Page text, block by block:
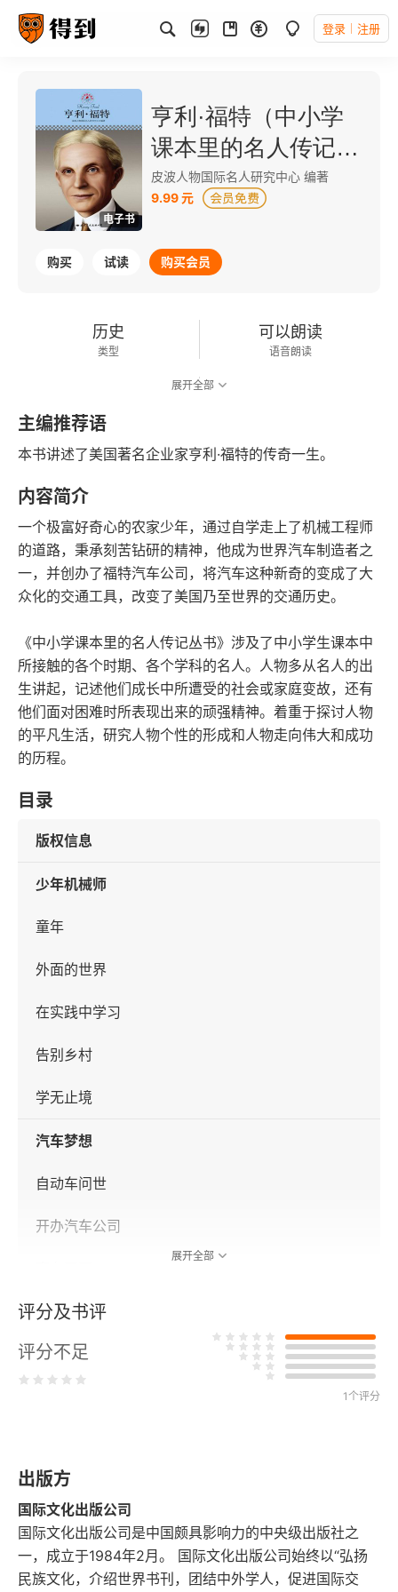
登录 注册
电子书
亨利·福特（中小学
课本里的名人传记丛
书）
皮波人物国际名人研究中心 编著
9.99 元
购买 试读 购买会员
历史
类型
可以朗读
语音朗读
展开全部
主编推荐语
本书讲述了美国著名企业家亨利·福特的传奇一生。
内容简介
一个极富好奇心的农家少年，通过自学走上了机械工程师
的道路，秉承刻苦钻研的精神，他成为世界汽车制造者之
一，并创办了福特汽车公司，将汽车这种新奇的变成了大
众化的交通工具，改变了美国乃至世界的交通历史。
《中小学课本里的名人传记丛书》涉及了中小学生课本中
所接触的各个时期、各个学科的名人。人物多从名人的出
生讲起，记述他们成长中所遭受的社会或家庭变故，还有
他们面对困难时所表现出来的顽强精神。着重于探讨人物
的平凡生活，研究人物个性的形成和人物走向伟大和成功
的历程。
目录
版权信息
少年机械师
童年
外面的世界
在实践中学习
告别乡村
学无止境
汽车梦想
自动车问世
开办汽车公司
志同道合的伙伴
步入正轨
亲切的董事长
汽车王国的成长
分公司遍地开花
展开全部
评分及书评
评分不足
1个评分
出版方
国际文化出版公司
国际文化出版公司是中国颇具影响力的中央级出版社之
一，成立于1984年2月。 国际文化出版公司始终以“弘扬
民族文化，介绍世界书刊，团结中外学人，促进国际交